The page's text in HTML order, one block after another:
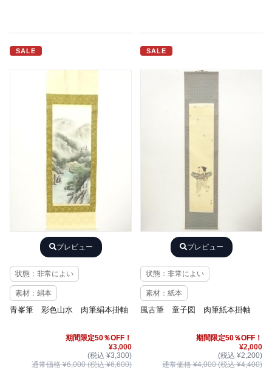
SALE
プレビュー
状態：非常によい
素材：絹本
青峯筆 彩色山水 肉筆絹本掛軸
期間限定50％OFF！
¥3,000
(税込 ¥3,300)
通常価格 ¥6,000 (税込 ¥6,600)
SALE
プレビュー
状態：非常によい
素材：紙本
風古筆 童子図 肉筆紙本掛軸
期間限定50％OFF！
¥2,000
(税込 ¥2,200)
通常価格 ¥4,000 (税込 ¥4,400)